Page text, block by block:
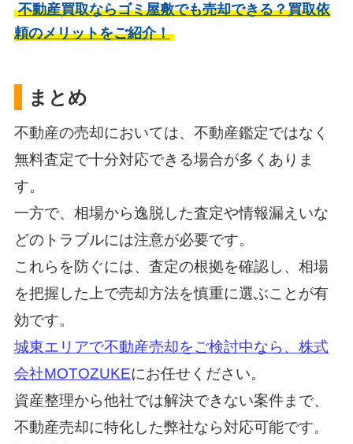
不動産買取ならゴミ屋敷でも売却できる？買取依
頼のメリットをご紹介！
まとめ
不動産の売却においては、不動産鑑定ではなく
無料査定で十分対応できる場合が多くありま
す。
一方で、相場から逸脱した査定や情報漏えいな
どのトラブルには注意が必要です。
これらを防ぐには、査定の根拠を確認し、相場
を把握した上で売却方法を慎重に選ぶことが有
効です。
城東エリアで不動産売却をご検討中なら、株式
会社MOTOZUKEにお任せください。
資産整理から他社では解決できない案件まで、
不動産売却に特化した弊社なら対応可能です。